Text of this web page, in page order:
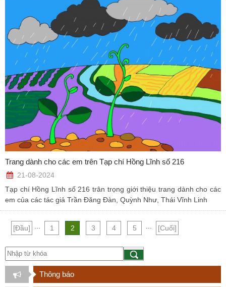
Trang dành cho các em trên Tạp chí Hồng Lĩnh số 216
21-08-2024
Tạp chí Hồng Lĩnh số 216 trân trọng giới thiệu trang dành cho các
em của các tác giả Trần Đăng Đàn, Quỳnh Như, Thái Vĩnh Linh
[Đầu] 1 2 3 4 5 [Cuối]
Thông báo